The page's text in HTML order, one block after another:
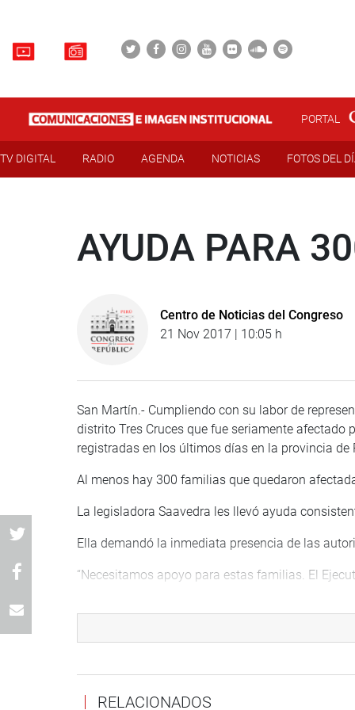
PORTAL
TV DIGITAL RADIO AGENDA NOTICIAS FOTOS DEL
AYUDA PARA
Centro de Noticias del Congreso
21 Nov 2017 | 10:05 h
San Martín.- Cumpliendo con su labor de
distrito Tres Cruces que fue seriamente
registradas en los últimos días en la provincia de
Al menos hay 300 familias que quedaron
La legisladora Saavedra les llevó ayuda
Ella demandó la inmediata presencia de las
“Necesitamos apoyo para estas familias. El
Puede encontrar más información en nuestra
RELACIONADOS